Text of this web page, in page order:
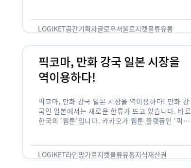
LOGIKET공간기획자글로우서울로지켓물류유통
픽코마, 만화 강국 일본 시장을
역이용하다!
픽코마, 만화 강국 일본 시장을 역이용하다! 만화 강
국인 일본에서는 새로운 한류가 뜨고 있습니다. 바로
한국의 ‘웹툰’입니다. 카카오가 웹툰 플랫폼인 ‘픽코
LOGIKET라인망가로지켓물류유통지식재산권